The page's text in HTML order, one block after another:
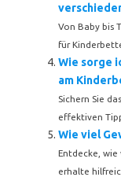
Von Baby bis
für
Wie sorge
am
Sichern Sie
effektiven
Wie viel
Entdecke,
erhalte